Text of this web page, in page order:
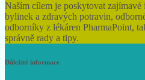
Naším cílem je poskytovat zajímavé
bylinek a zdravých potravin,
odborníky z lékáren PharmaPoint,
správně rady a tipy.
Důležité informace